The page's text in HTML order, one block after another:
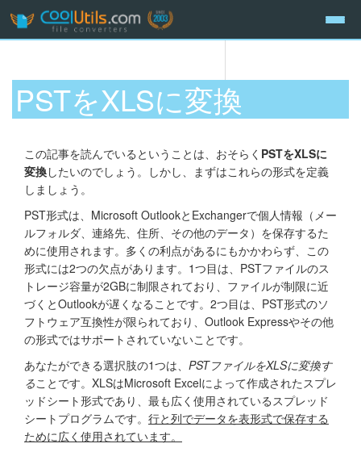
PSTをXLSに変換
この記事を読んでいるということは、おそらく PSTをXLSに
変換したいのでしょう。しかし、まずはこれらの形式を定義
しましょう。
PST形式は、Microsoft OutlookとExchangerで個人情報（メー
ルフォルダ、連絡先、住所、その他のデータ）を保存するた
めに使用されます。多くの利点があるにもかかわらず、この
形式には2つの欠点があります。1つ目は、PSTファイルのス
トレージ容量が2GBに制限されており、ファイルが制限に近
づくとOutlookが遅くなることです。2つ目は、PST形式のソ
フトウェア互換性が限られており、Outlook Expressやその他
の形式ではサポートされていないことです。
あなたができる選択肢の1つは、 PSTファイルをXLSに変換す
ることです。XLSはMicrosoft Excelによって作成されたスプレ
ッドシート形式であり、最も広く使用されているスプレッド
シートプログラムです。 行と列でデータを表形式で保存する
ために広く使用されています。